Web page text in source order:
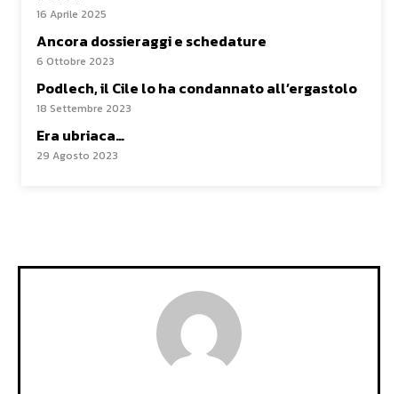
16 Aprile 2025
Ancora dossieraggi e schedature
6 Ottobre 2023
Podlech, il Cile lo ha condannato all’ergastolo
18 Settembre 2023
Era ubriaca…
29 Agosto 2023